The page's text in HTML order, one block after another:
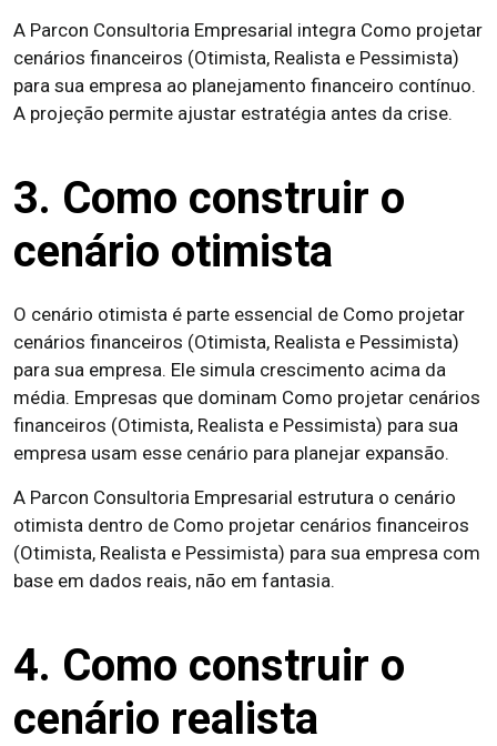
A Parcon Consultoria Empresarial integra Como projetar
cenários financeiros (Otimista, Realista e Pessimista)
para sua empresa ao planejamento financeiro contínuo.
A projeção permite ajustar estratégia antes da crise.
3. Como construir o
cenário otimista
O cenário otimista é parte essencial de Como projetar
cenários financeiros (Otimista, Realista e Pessimista)
para sua empresa. Ele simula crescimento acima da
média. Empresas que dominam Como projetar cenários
financeiros (Otimista, Realista e Pessimista) para sua
empresa usam esse cenário para planejar expansão.
A Parcon Consultoria Empresarial estrutura o cenário
otimista dentro de Como projetar cenários financeiros
(Otimista, Realista e Pessimista) para sua empresa com
base em dados reais, não em fantasia.
4. Como construir o
cenário realista